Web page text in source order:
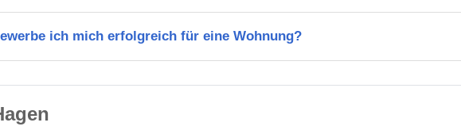
ich mich erfolgreich für eine Wohnung?